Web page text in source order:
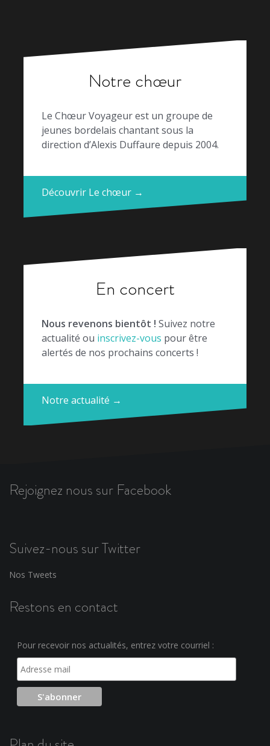
Notre chœur
Le Chœur Voyageur est un groupe de
jeunes bordelais chantant sous la
direction d’Alexis Duffaure depuis 2004.
Découvrir Le chœur →
En concert
Nous revenons bientôt ! Suivez notre
actualité ou inscrivez-vous pour être
alertés de nos prochains concerts !
Notre actualité →
Rejoignez nous sur Facebook
Suivez-nous sur Twitter
Nos Tweets
Restons en contact
Pour recevoir nos actualités, entrez votre courriel :